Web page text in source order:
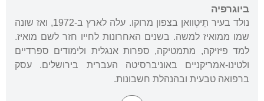
ביוגרפיה
נולד בעיר תֵיטְוואן בצפון מרוקו. עלה לארץ ב-1972, ואז שונה
שמו ממואיז למשה. בשנים האחרונות לחייו חזר לשם מואיז.
למד פיזיקה, מתמטיקה, ספרות אנגלית ולימודים ספרדיים
ולטינו-אמריקניים באוניברסיטה העברית בירושלים. עסק
ברפואה טבעית ובהנהלת חשבונות.